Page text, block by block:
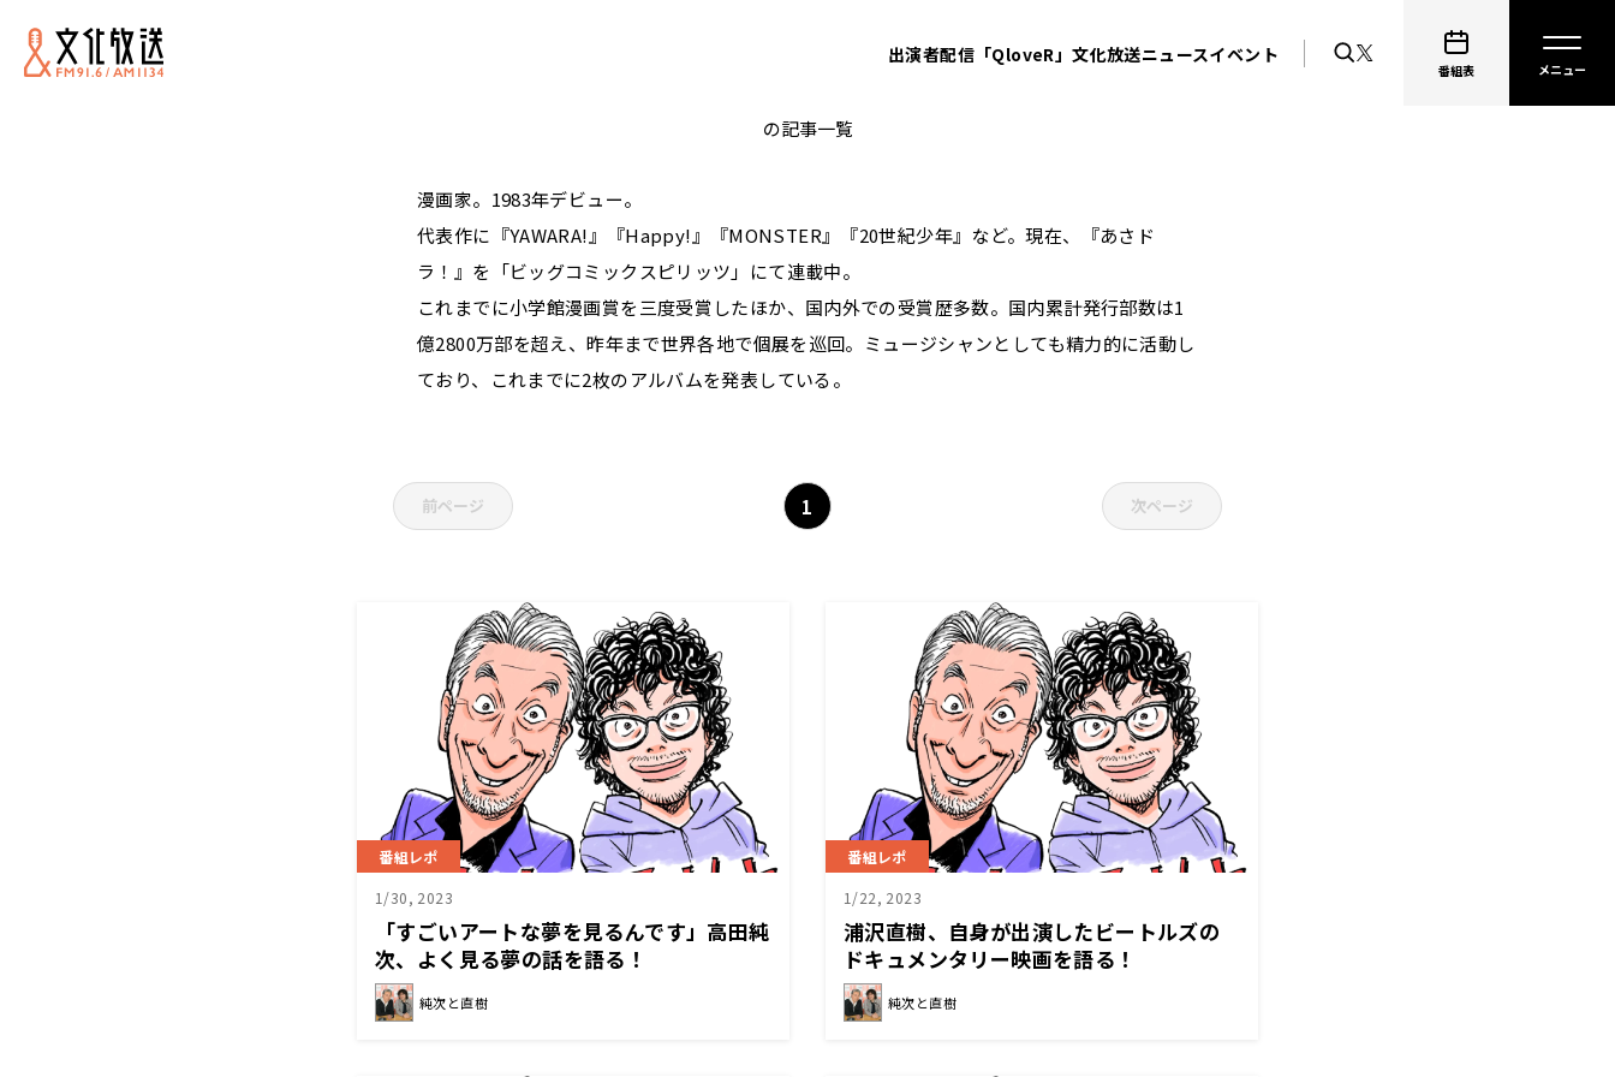
出演者配信「QloveR」文化放送ニュースイベント
番組表
の記事一覧
漫画家。1983年デビュー。
代表作に『YAWARA!』『Happy!』『MONSTER』『20世紀少年』など。現在、『あさド
ラ！』を「ビッグコミックスピリッツ」にて連載中。
これまでに小学館漫画賞を三度受賞したほか、国内外での受賞歴多数。国内累計発行部数は1
億2800万部を超え、昨年まで世界各地で個展を巡回。ミュージシャンとしても精力的に活動し
ており、これまでに2枚のアルバムを発表している。
前ページ 1 次ページ
番組レポ
1/30, 2023
「すごいアートな夢を見るんです」高田純
次、よく見る夢の話を語る！
純次と直樹
番組レポ
1/22, 2023
浦沢直樹、自身が出演したビートルズの
ドキュメンタリー映画を語る！
純次と直樹